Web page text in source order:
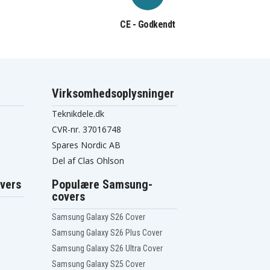
CE - Godkendt
Virksomhedsoplysninger
Teknikdele.dk
CVR-nr. 37016748
Spares Nordic AB
Del af Clas Ohlson
Populære Samsung-
covers
Samsung Galaxy S26 Cover
Samsung Galaxy S26 Plus Cover
Samsung Galaxy S26 Ultra Cover
Samsung Galaxy S25 Cover